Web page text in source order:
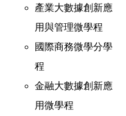
產業大數據創新應
用與管理微學程
國際商務微學分學
程
金融大數據創新應
用微學程